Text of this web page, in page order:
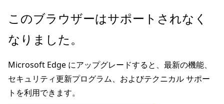
メ
ン
ン
テ
ン
ペ
ジ
ナ
ビ
ゲ
このブラウザーはサポートされなく
なりました。
Microsoft Edge にアップグレードすると、最新の機能、
セキュリティ更新プログラム、およびテクニカル サポー
トを利用できます。